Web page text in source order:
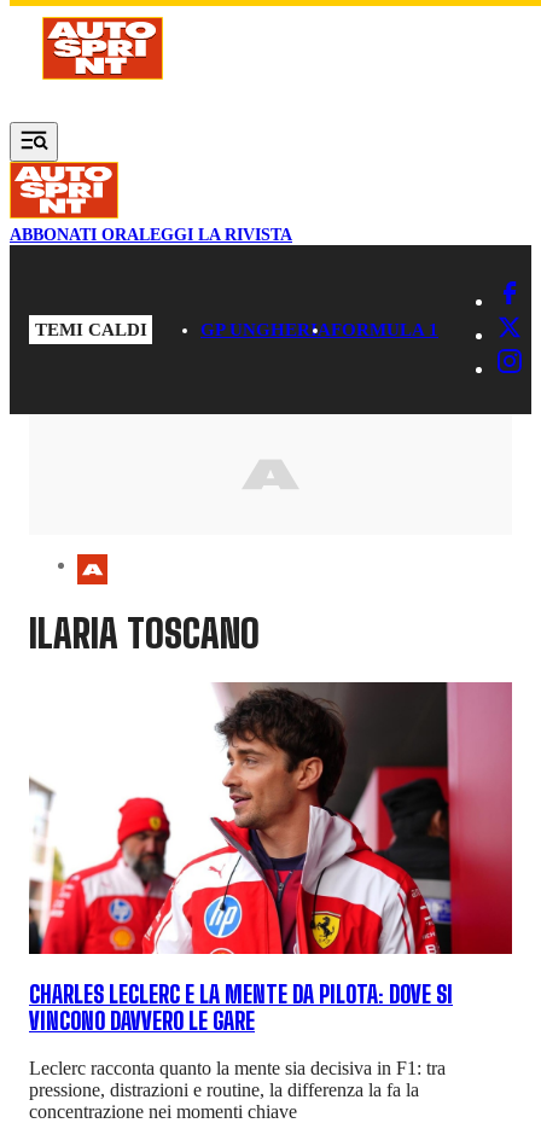
Vai al contenuto principale
ABBONATI ORALEGGI LA RIVISTA
TEMI CALDI GP UNGHERIAFORMULA 1
ILARIA TOSCANO
CHARLES LECLERC E LA MENTE DA PILOTA: DOVE SI
VINCONO DAVVERO LE GARE
Leclerc racconta quanto la mente sia decisiva in F1: tra
pressione, distrazioni e routine, la differenza la fa la
concentrazione nei momenti chiave